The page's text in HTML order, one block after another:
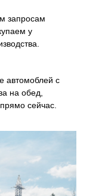
запросам
у
автомоблей с
на обед,
сейчас.